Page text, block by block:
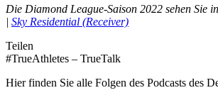
Die Diamond League-Saison 2022 sehen
| Sky Residential (Receiver)
Teilen
#TrueAthletes – TrueTalk
Hier finden Sie alle Folgen des Podcasts des